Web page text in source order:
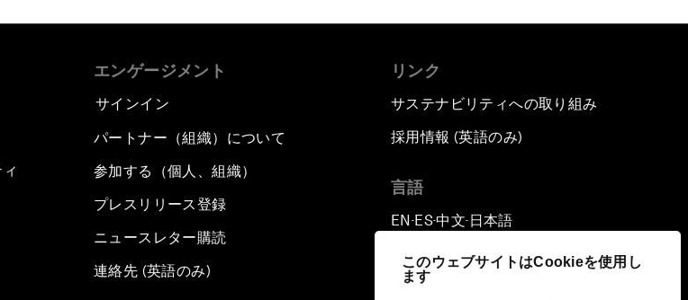
このウェブサイトはCookieを使用し
ます
エンゲージメント
サインイン
パートナー（組織）について
参加する（個人、組織）
プレスリリース登録
ニュースレター購読
連絡先 (英語のみ)
リンク
サステナビリティへの取り組み
採用情報 (英語のみ)
言語
EN ▪ ES▪中文▪ 日本語